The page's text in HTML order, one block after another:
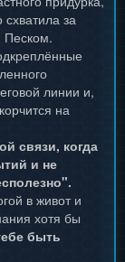
за
Песком.
линии и,
на
связи, когда
и не
в живот и
хотя бы
быть